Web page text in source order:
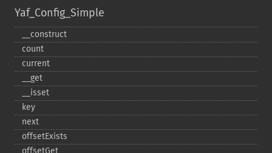
Yaf_Config_Simple
_​_​construct
count
current
_​_​get
_​_​isset
key
next
offsetExists
offsetGet